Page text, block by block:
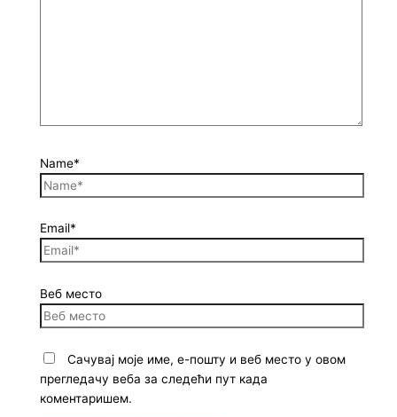
Name*
Email*
Веб место
Сачувај моје име, е-пошту и веб место у овом
прегледачу веба за следећи пут када
коментаришем.